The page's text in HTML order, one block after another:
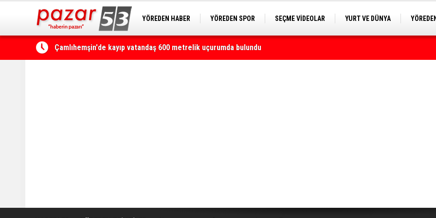
YÖREDEN HABER YÖREDEN SPOR SEÇME VİDEOLAR YURT VE DÜNYA
Kaçkarlar, UTMB heyecanına ikinci kez ev sahipliği yapacak